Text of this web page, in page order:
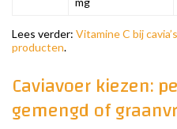
Lees verder: Vitamine C bij cavia’s
producten.
Caviavoer kiezen:
gemengd of